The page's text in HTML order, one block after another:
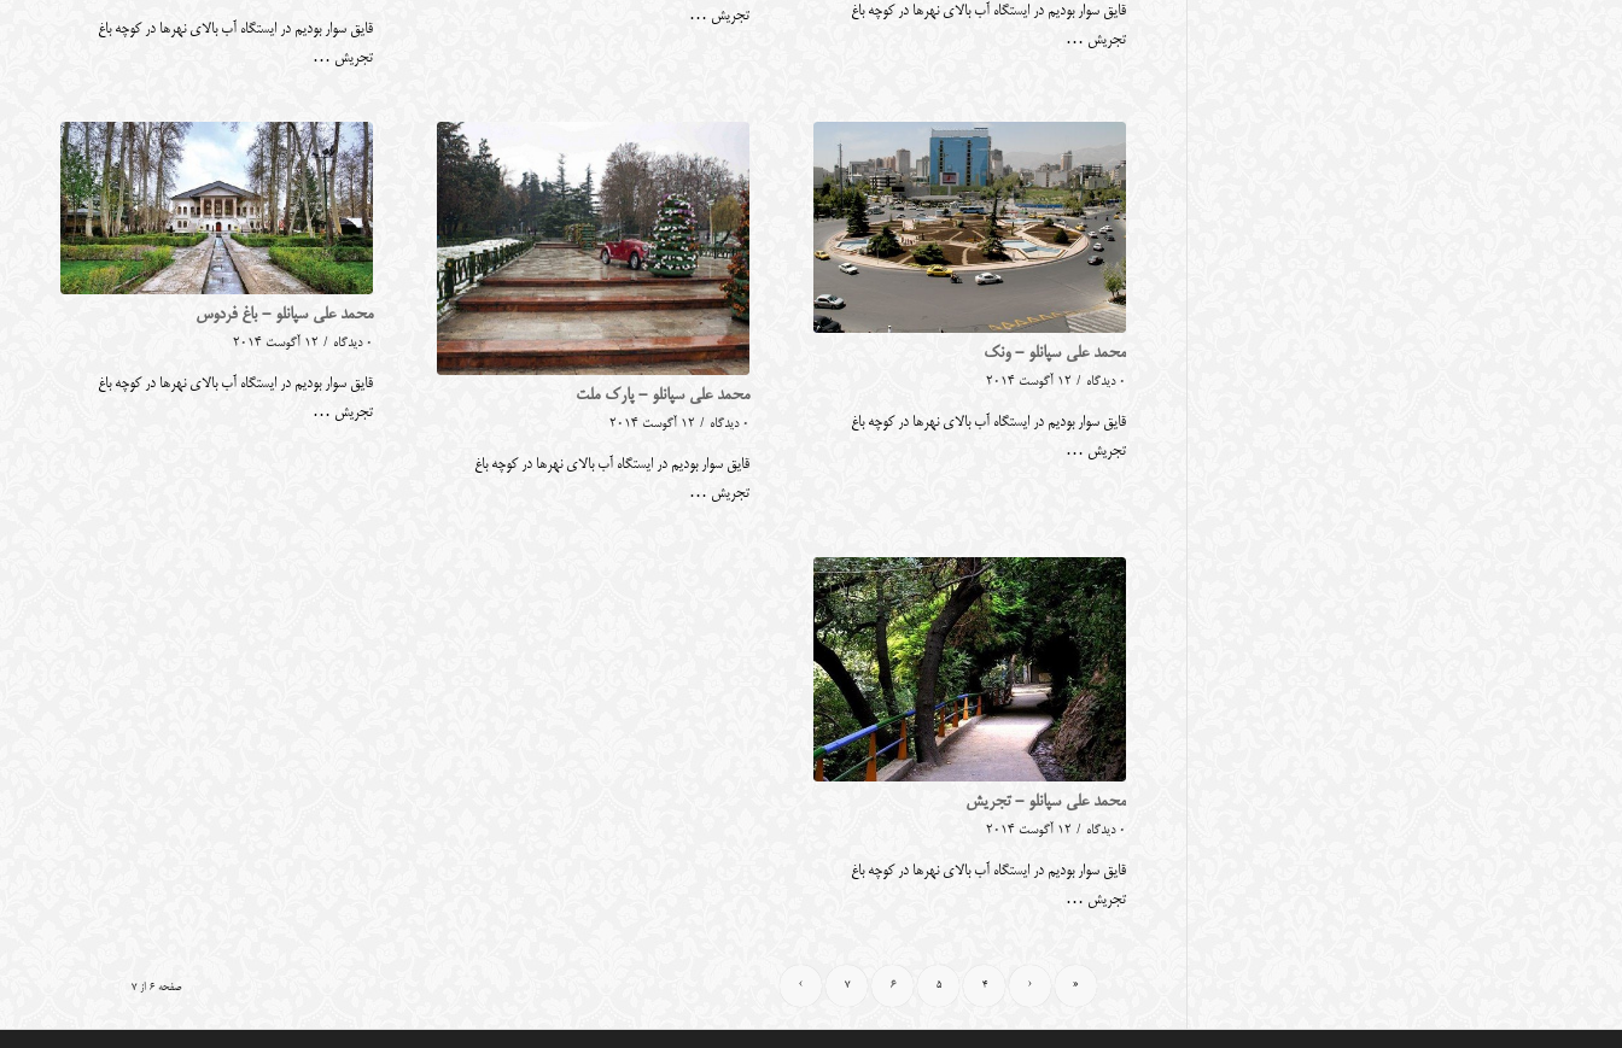
قایق سوار بودیم در ایستگاه آب بالای نهرها در کوچه باغ
تجریش …
تجریش …
قایق سوار بودیم در ایستگاه آب بالای نهرها در کوچه باغ
تجریش …
محمد علی سپانلو - ونک
0 دیدگاه / 12 آگوست 2014
قایق سوار بودیم در ایستگاه آب بالای نهرها در کوچه باغ
تجریش …
محمد علی سپانلو - پارک ملت
0 دیدگاه / 12 آگوست 2014
قایق سوار بودیم در ایستگاه آب بالای نهرها در کوچه باغ
تجریش …
محمد علی سپانلو - باغ فردوس
0 دیدگاه / 12 آگوست 2014
قایق سوار بودیم در ایستگاه آب بالای نهرها در کوچه باغ
تجریش …
محمد علی سپانلو - تجریش
0 دیدگاه / 12 آگوست 2014
قایق سوار بودیم در ایستگاه آب بالای نهرها در کوچه باغ
تجریش …
صفحه 6 از 7 «
‹
4
5
6
7
›